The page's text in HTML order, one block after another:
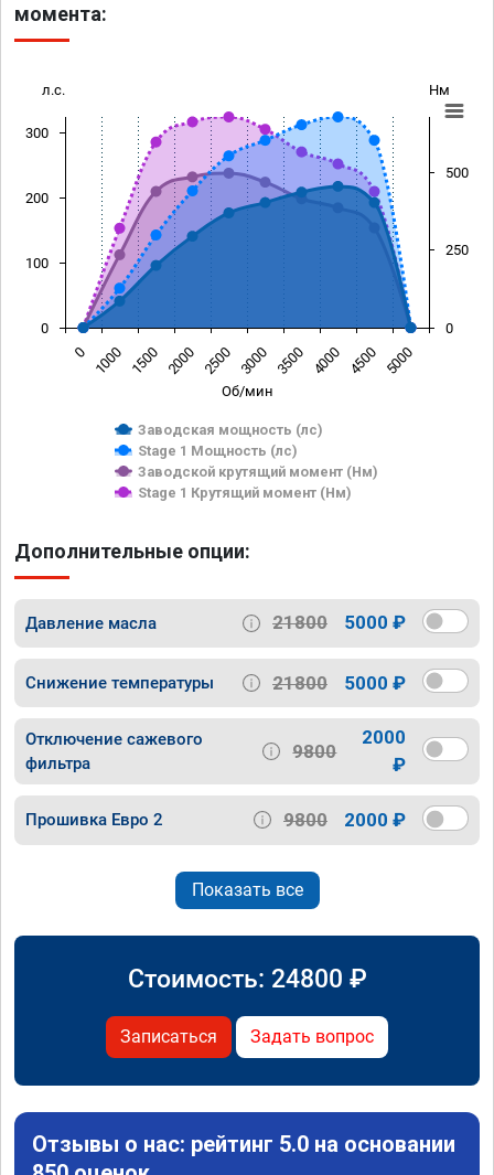
момента:
Об/мин
л.с. Нм
Заводская мощность (лс)
Stage 1 Мощность (лс)
Заводской крутящий момент (Нм)
Stage 1 Крутящий момент (Нм)
0 1000 1500 2000 2500 3000 3500 4000 4500 5000
0
100
200
300
0
250
500
Дополнительные опции:
Давление масла 21800 5000 ₽
Снижение температуры 21800 5000 ₽
Отключение сажевого
фильтра
9800
2000
₽
Прошивка Евро 2 9800 2000 ₽
Показать все
Стоимость: 24800 ₽
Записаться Задать вопрос
Отзывы о нас: рейтинг 5.0 на основании